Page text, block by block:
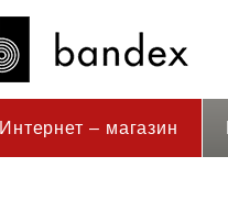
Интернет – магазин